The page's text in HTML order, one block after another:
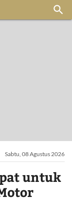

Sabtu, 08 Agustus 2026
untuk